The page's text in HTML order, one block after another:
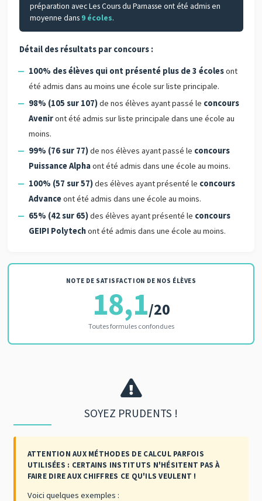
préparation avec Les Cours du Parnasse ont été admis en
moyenne dans 9 écoles.
Détail des résultats par concours :
100% des élèves qui ont présenté plus de 3 écolesont
été admis dans au moins une école sur liste principale.
98% (105 sur 107)de nos élèves ayant passé le concours
Aveniront été admis sur liste principale dans une école au
moins.
99% (76 sur 77)de nos élèves ayant passé le concours
Puissance Alphaont été admis dans une école au moins.
100% (57 sur 57)des élèves ayant présenté le concours
Advanceont été admis dans une école au moins.
65% (42 sur 65)des élèves ayant présenté le concours
GEIPI Polytechont été admis dans une école au moins.
NOTE DE SATISFACTION DE NOS ÉLÈVES
18,1/20
Toutes formules confondues
SOYEZ PRUDENTS !
ATTENTION AUX MÉTHODES DE CALCUL PARFOIS
UTILISÉES : CERTAINS INSTITUTS N'HÉSITENT PAS À
FAIRE DIRE AUX CHIFFRES CE QU'ILS VEULENT !
Voici quelques exemples :